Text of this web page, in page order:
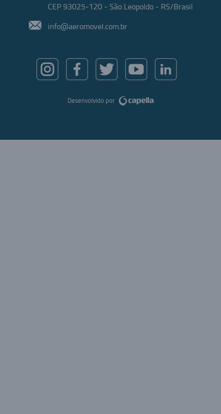
CEP 93025-120 - São Leopoldo - RS/Brasil
info@aeromovel.com.br
Desenvolvido por